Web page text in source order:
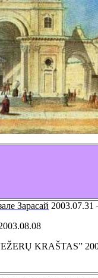
Зарасай 2003.07.31
KRAŠTAS”